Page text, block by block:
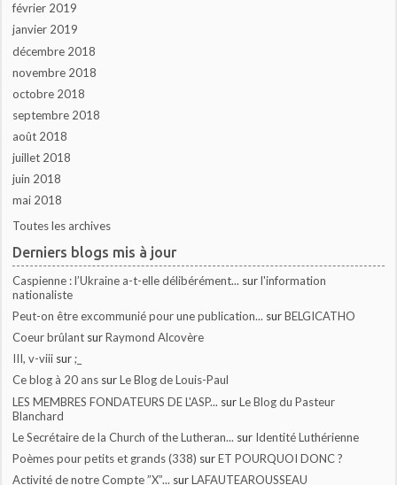
février 2019
janvier 2019
décembre 2018
novembre 2018
octobre 2018
septembre 2018
août 2018
juillet 2018
juin 2018
mai 2018
Toutes les archives
Derniers blogs mis à jour
Caspienne : l’Ukraine a-t-elle délibérément... surl'information
nationaliste
Peut-on être excommunié pour une publication... surBELGICATHO
Coeur brûlant surRaymond Alcovère
III, v-viii sur;_
Ce blog à 20 ans surLe Blog de Louis-Paul
LES MEMBRES FONDATEURS DE L'ASP... surLe Blog du Pasteur
Blanchard
Le Secrétaire de la Church of the Lutheran... sur Identité Luthérienne
Poèmes pour petits et grands (338) surET POURQUOI DONC ?
Activité de notre Compte ”X”... surLAFAUTEAROUSSEAU